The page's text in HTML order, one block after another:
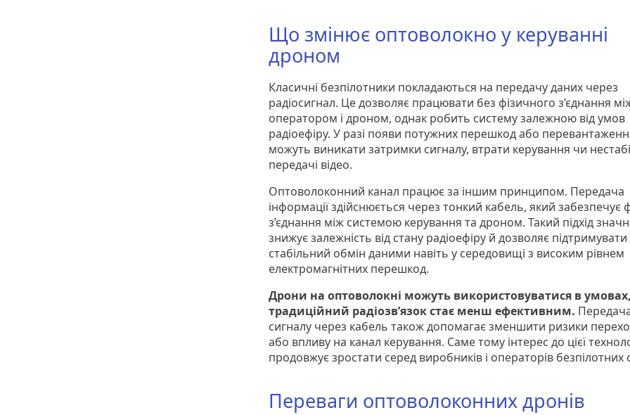
Що змінює оптоволокно у керуванні
дроном
Класичні безпілотники покладаються на передачу даних через
радіосигнал. Це дозволяє працювати без фізичного з’єднання
оператором і дроном, однак робить систему залежною від умов
радіоефіру. У разі появи потужних перешкод або
можуть виникати затримки сигналу, втрати керування чи
передачі відео.
Оптоволоконний канал працює за іншим принципом. Передача
інформації здійснюється через тонкий кабель, який забезпечує
з’єднання між системою керування та дроном. Такий підхід
знижує залежність від стану радіоефіру й дозволяє підтримувати
стабільний обмін даними навіть у середовищі з високим рівнем
електромагнітних перешкод.
Дрони на оптоволокні можуть використовуватися в
традиційний радіозв’язок стає менш ефективним.
сигналу через кабель також допомагає зменшити ризики
або впливу на канал керування. Саме тому інтерес до цієї
продовжує зростати серед виробників і операторів безпілотних
Переваги оптоволоконних дронів